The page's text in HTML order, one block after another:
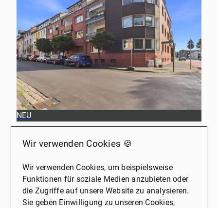
NEU
45731 Waltrop
Wohnung zu kaufen
Wohnfläche
ca. 63,20 m²
Zimmer
2
Wir verwenden Cookies 🍪
Wir verwenden Cookies, um beispielsweise
Funktionen für soziale Medien anzubieten oder
die Zugriffe auf unsere Website zu analysieren.
Sie geben Einwilligung zu unseren Cookies,